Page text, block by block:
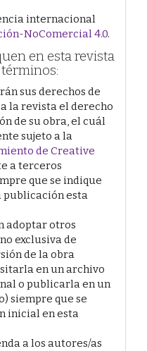
internacional
NoComercial 4.0.
en esta revista
sus derechos de
la revista el derecho
de su obra, el cuál
sujeto a la
de Creative
a terceros
que se indique
publicación esta
adoptar otros
exclusiva de
de la obra
en un archivo
o publicarla en un
siempre que se
inicial en esta
a los autores/as